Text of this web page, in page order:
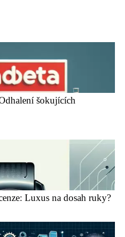
šokujících
Luxus na dosah ruky?